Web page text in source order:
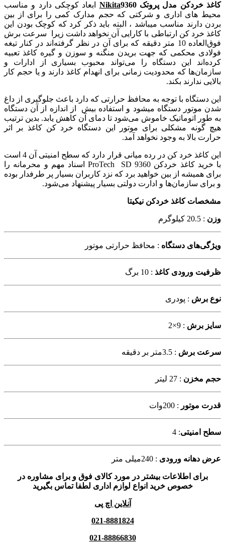
کاغذ خردکن مدل پروتک Nikita9360
ابعاد کوچکی دارد و مناسب
محیط های اداری و شرکتی که حجم مدارک کمی را برای از بین
بردن دارند مناسب میباشد ، البته باید ذکر کرد که کوچک بودن این
کاغذ خرد کن ارتباطی با کارایی آن نخواهد داشت زیرا سرعت برش
فوق‌العاده 10 متر دقیقه که برای آن در نظر گرفته‌اند در کنار تیغه
فولادی محکمی که جهت بریدن منگنه و سوزن و گیره کاغذ تعبیه
کرده‌اند این دستگاه را می‌تواند محبوب بسیاری از ادارات و
سازمان‌ها که محدودیت زمانی برای انهدام کاغذ دارند و یا حجم کار
بالایی ندارند بکند.
این دستگاه با توجه به محافظ حرارتی که دارد باعث جلوگیری از داغ
شدن موتور دستگاه میشود و استفاده بیش از اندازه از آن دستگاه
به طور اتوماتیک خاموش می‌شود تا دمای آن کاهش یابد. بدین ترتیب
هیچ گونه مشکلی برای موتور این دستگاه خرد کن کاغذ بر اثر
حرارت بالا به وجود نخواهد آمد.
این کاغذ خرد کن در رده میانی قرار دارد که سطح امنیتی آن 4 است
با خرید کاغذ خردکن ProTech SD 9360 اسناد مهم و محرمانه را
برای همیشه از بین خواهید برد که نزد کاربران بسیار پر طرفدار بوده
و برای سازمان‌ها و ادارت دولتی بسیار پیشنهاد می‌شود.
مشخصات کاغذ خردکن نیکیتا
وزن : 20.5 کیلوگرم
ویژگی‌های دستگاه : محافظ حرارتی موتور
ظرفیت ورودی کاغذ : 10 برگ
نوع برش : پودری
سایز برش : 9×2
سرعت برش : 3.5متر بر دقیقه
حجم مخزن : 27 لیتر
قدرت موتور : 200وات
سطح امنیتی: 4
عرض دهانه ورودی : 240میلی متر
برای اطلاعات بیشتر در مورد کالای فوق و برای مشاوره در
خصوص خرید انواع لوازم اداری لطفا تماس بگیرید
آنلاین اچ پی
021-8881824
021-88866830